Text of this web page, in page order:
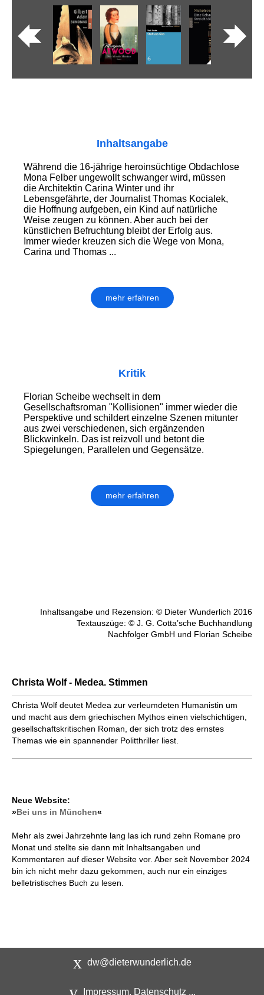
Inhaltsangabe
Während die 16-jährige heroinsüchtige Obdachlose
Mona Felber ungewollt schwanger wird, müssen
die Architektin Carina Winter und ihr
Lebensgefährte, der Journalist Thomas Kocialek,
die Hoffnung aufgeben, ein Kind auf natürliche
Weise zeugen zu können. Aber auch bei der
künstlichen Befruchtung bleibt der Erfolg aus.
Immer wieder kreuzen sich die Wege von Mona,
Carina und Thomas ...
mehr erfahren
Kritik
Florian Scheibe wechselt in dem
Gesellschaftsroman "Kollisionen" immer wieder die
Perspektive und schildert einzelne Szenen mitunter
aus zwei verschiedenen, sich ergänzenden
Blickwinkeln. Das ist reizvoll und betont die
Spiegelungen, Parallelen und Gegensätze.
mehr erfahren
Inhaltsangabe und Rezension: © Dieter Wunderlich 2016
Textauszüge: © J. G. Cotta’sche Buchhandlung
Nachfolger GmbH und Florian Scheibe
Christa Wolf - Medea. Stimmen
Christa Wolf deutet Medea zur verleumdeten Humanistin um
und macht aus dem griechischen Mythos einen vielschichtigen,
gesellschaftskritischen Roman, der sich trotz des ernstes
Themas wie ein spannender Politthriller liest.
Neue Website:
»Bei uns in München«
Mehr als zwei Jahrzehnte lang las ich rund zehn Romane pro
Monat und stellte sie dann mit Inhaltsangaben und
Kommentaren auf dieser Website vor. Aber seit November 2024
bin ich nicht mehr dazu gekommen, auch nur ein einziges
belletristisches Buch zu lesen.
dw@dieterwunderlich.de
Impressum, Datenschutz ...